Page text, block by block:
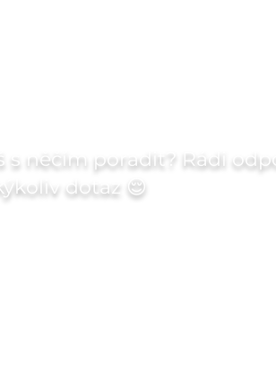
s něčím poradit? Rádi
dotaz 😌